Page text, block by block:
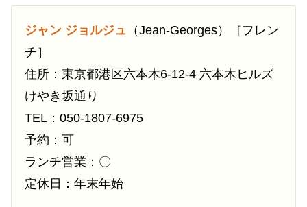
ジャン ジョルジュ （Jean-Georges）［フレン
チ］
住所：東京都港区六本木6-12-4 六本木ヒルズ
けやき坂通り
TEL：050-1807-6975
予約：可
ランチ営業：〇
定休日：年末年始